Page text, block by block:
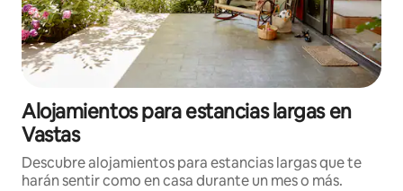
Alojamientos para estancias largas en
Vastas
Descubre alojamientos para estancias largas que te
harán sentir como en casa durante un mes o más.